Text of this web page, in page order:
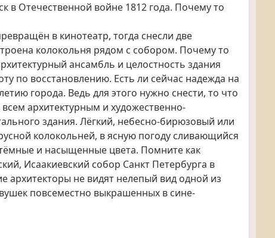
в Отечественной войне 1812 года. Почему то
в кинотеатр, тогда снесли две
колокольня рядом с собором. Почему то
ансамбль и целостность здания
по восстановлению. Есть ли сейчас надежда на
города. Ведь для этого нужно снести, то что
архитектурным и художественно-
здания. Лёгкий, небесно-бирюзовый или
колокольней, в ясную погоду сливающийся
и насыщенные цвета. Помните как
Исаакиевский собор Санкт Петербурга в
архитекторы не видят нелепый вид одной из
повсеместно выкрашенных в сине-